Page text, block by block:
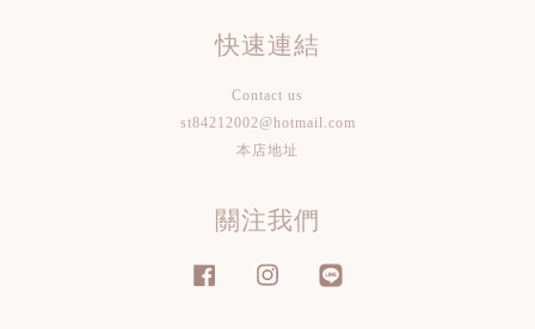
快速連結
Contact us
st84212002@hotmail.com
本店地址
關注我們
Facebook Instagram